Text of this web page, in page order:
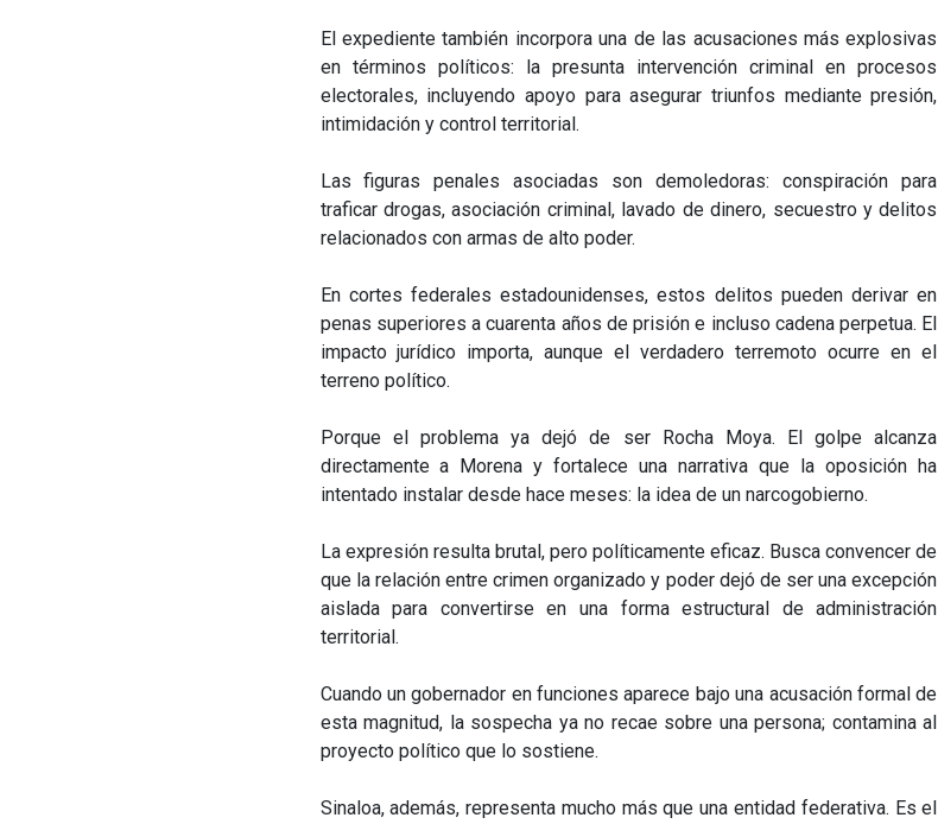
El expediente también incorpora una de las acusaciones más explosivas
en términos políticos: la presunta intervención criminal en procesos
electorales, incluyendo apoyo para asegurar triunfos mediante presión,
intimidación y control territorial.
Las figuras penales asociadas son demoledoras: conspiración para
traficar drogas, asociación criminal, lavado de dinero, secuestro y delitos
relacionados con armas de alto poder.
En cortes federales estadounidenses, estos delitos pueden derivar en
penas superiores a cuarenta años de prisión e incluso cadena perpetua. El
impacto jurídico importa, aunque el verdadero terremoto ocurre en el
terreno político.
Porque el problema ya dejó de ser Rocha Moya. El golpe alcanza
directamente a Morena y fortalece una narrativa que la oposición ha
intentado instalar desde hace meses: la idea de un narcogobierno.
La expresión resulta brutal, pero políticamente eficaz. Busca convencer de
que la relación entre crimen organizado y poder dejó de ser una excepción
aislada para convertirse en una forma estructural de administración
territorial.
Cuando un gobernador en funciones aparece bajo una acusación formal de
esta magnitud, la sospecha ya no recae sobre una persona; contamina al
proyecto político que lo sostiene.
Sinaloa, además, representa mucho más que una entidad federativa. Es el